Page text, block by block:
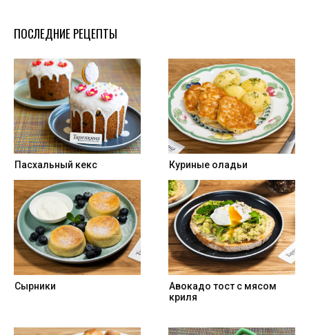
ПОСЛЕДНИЕ РЕЦЕПТЫ
Пасхальный кекс Куриные оладьи
Сырники
Авокадо тост с мясом
криля